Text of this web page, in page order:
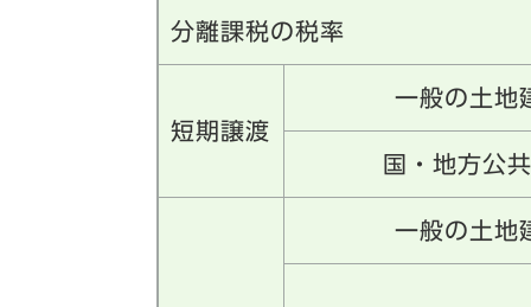
分離課税の税率
短期譲渡
一般の土地
国・地方公
一般の土地